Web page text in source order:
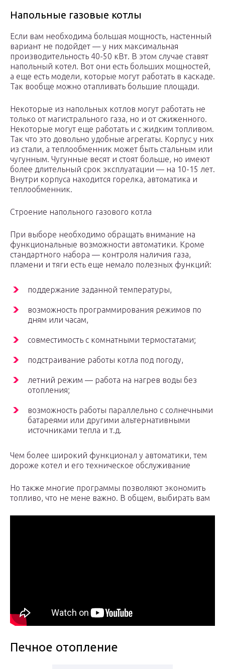
Напольные газовые котлы
Если вам необходима большая мощность, настенный
вариант не подойдет — у них максимальная
производительность 40-50 кВт. В этом случае ставят
напольный котел. Вот они есть больших мощностей,
а еще есть модели, которые могут работать в каскаде.
Так вообще можно отапливать большие площади.
Некоторые из напольных котлов могут работать не
только от магистрального газа, но и от сжиженного.
Некоторые могут еще работать и с жидким топливом.
Так что это довольно удобные агрегаты. Корпус у них
из стали, а теплообменник может быть стальным или
чугунным. Чугунные весят и стоят больше, но имеют
более длительный срок эксплуатации — на 10-15 лет.
Внутри корпуса находится горелка, автоматика и
теплообменник.
Строение напольного газового котла
При выборе необходимо обращать внимание на
функциональные возможности автоматики. Кроме
стандартного набора — контроля наличия газа,
пламени и тяги есть еще немало полезных функций:
поддержание заданной температуры,
возможность программирования режимов по
дням или часам,
совместимость с комнатными термостатами;
подстраивание работы котла под погоду,
летний режим — работа на нагрев воды без
отопления;
возможность работы параллельно с солнечными
батареями или другими альтернативными
источниками тепла и т.д.
Чем более широкий функционал у автоматики, тем
дороже котел и его техническое обслуживание
Но также многие программы позволяют экономить
топливо, что не мене важно. В общем, выбирать вам
Печное отопление